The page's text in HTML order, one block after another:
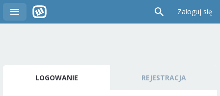
Zaloguj się
LOGOWANIE REJESTRACJA